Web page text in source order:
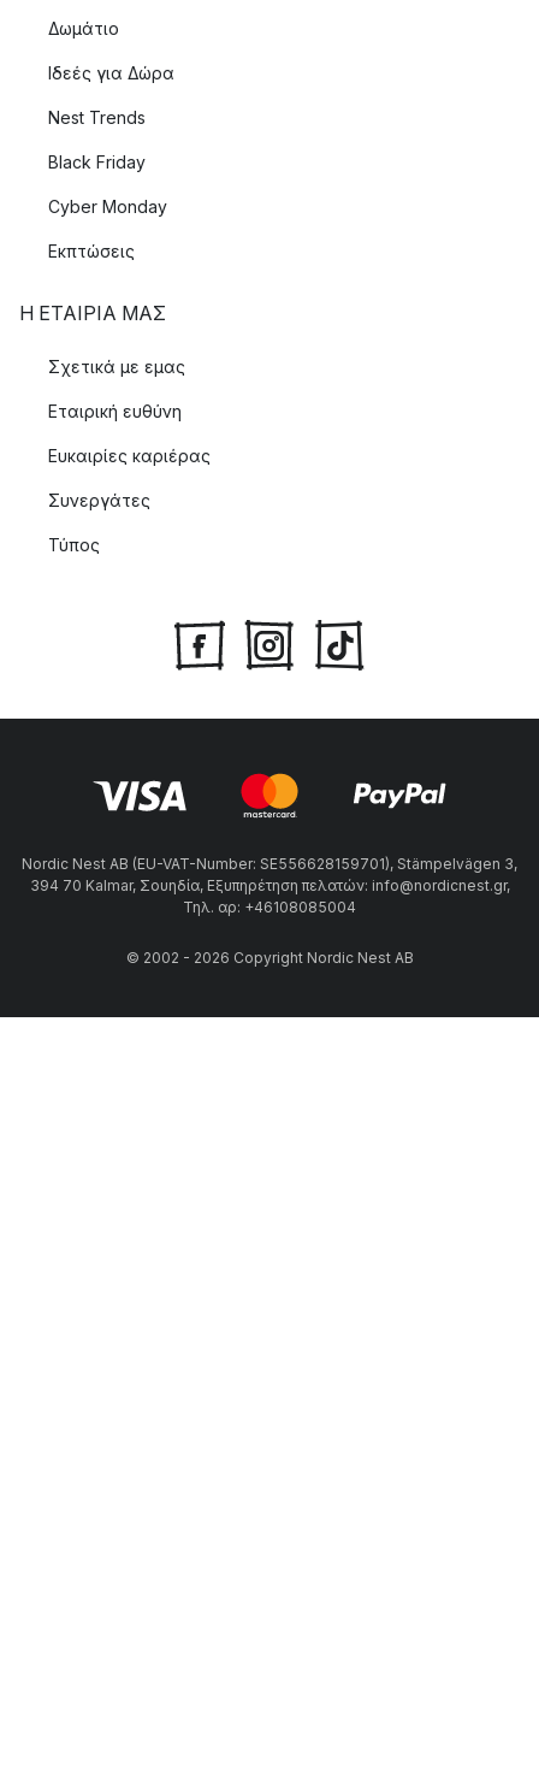
Δωμάτιο
Ιδεές για Δώρα
Nest Trends
Black Friday
Cyber Monday
Εκπτώσεις
Η ΕΤΑΊΡΙΑ ΜΑΣ
Σχετικά με εμας
Εταιρική ευθύνη
Ευκαιρίες καριέρας
Συνεργάτες
Τύπος
Nordic Nest AB (EU-VAT-Number: SE556628159701), Stämpelvägen 3,
394 70 Kalmar, Σουηδία, Εξυπηρέτηση πελατών: info@nordicnest.gr,
Τηλ. αρ: +46108085004
© 2002 - 2026 Copyright Nordic Nest AB